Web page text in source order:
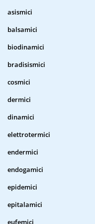
asismici
balsamici
biodinamici
bradisismici
cosmici
dermici
dinamici
elettrotermici
endermici
endogamici
epidemici
epitalamici
eufemici